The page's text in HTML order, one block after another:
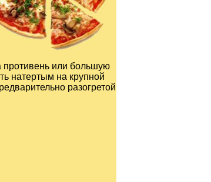
противень или большую
натертым на крупной
разогретой